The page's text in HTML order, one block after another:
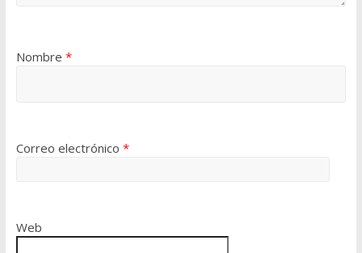
Nombre *
Correo electrónico *
Web